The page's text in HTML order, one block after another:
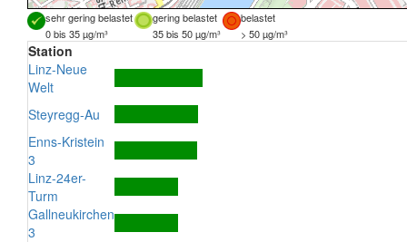
sehr gering belastet gering belastet
belastet
0 bis 35 µg/m³
35 bis 50 µg/m³ > 50 µg/m³
Station
Linz-Neue
Welt
Steyregg-Au
Enns-Kristein
3
Linz-24er-
Turm
Gallneukirchen
3